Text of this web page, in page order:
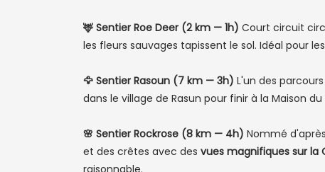
🦌 Sentier Roe Deer (2 km — 1h) Court circuit
les fleurs sauvages tapissent le sol. Idéal pour
🦅 Sentier Rasoun (7 km — 3h) L'un des
dans le village de Rasun pour finir à la Maison
🌸 Sentier Rockrose (8 km — 4h) Nommé
et des crêtes avec des vues magnifiques sur la
raisonnable.